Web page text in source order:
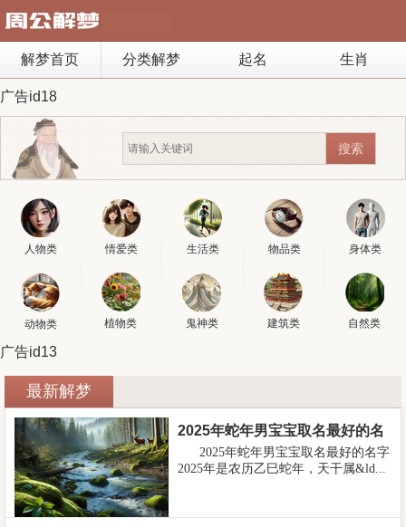
解梦首页 分类解梦 起名 生肖
广告id18
人物类 情爱类 生活类 物品类 身体类
动物类 植物类 鬼神类 建筑类 自然类
广告id13
最新解梦
2025年蛇年男宝宝取名最好的名
2025年蛇年男宝宝取名最好的名字
2025年是农历乙巳蛇年，天干属&ld...